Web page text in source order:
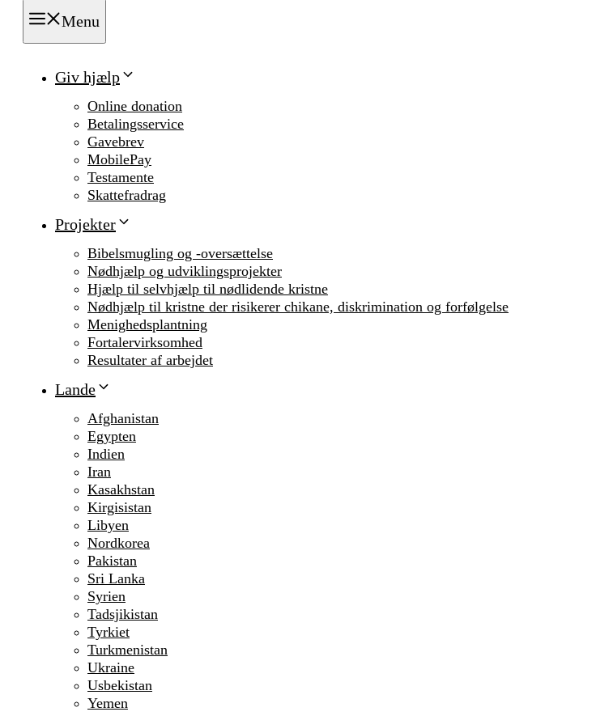
Menu
Giv hjælp
Online donation
Betalingsservice
Gavebrev
MobilePay
Testamente
Skattefradrag
Projekter
Bibelsmugling og -oversættelse
Nødhjælp og udviklingsprojekter
Hjælp til selvhjælp til nødlidende kristne
Nødhjælp til kristne der risikerer chikane, diskrimination og forfølgelse
Menighedsplantning
Fortalervirksomhed
Resultater af arbejdet
Lande
Afghanistan
Egypten
Indien
Iran
Kasakhstan
Kirgisistan
Libyen
Nordkorea
Pakistan
Sri Lanka
Syrien
Tadsjikistan
Tyrkiet
Turkmenistan
Ukraine
Usbekistan
Yemen